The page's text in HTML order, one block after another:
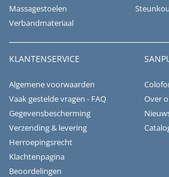
Massagestoelen
Verbandmateriaal
KLANTENSERVICE
Algemene voorwaarden
Vaak gestelde vragen - FAQ
Gegevensbescherming
Verzending & levering
Herroepingsrecht
Klachtenpagina
Beoordelingen
Over